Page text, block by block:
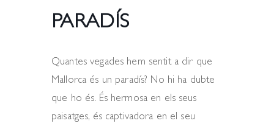
PARADÍS
Quantes vegades hem sentit a dir que
Mallorca és un paradís? No hi ha dubte
que ho és. És hermosa en els seus
paisatges, és captivadora en el seu